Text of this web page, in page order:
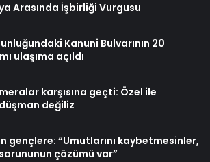
Arasında İşbirliği Vurgusu
Kanuni Bulvarının 20
ulaşıma açıldı
karşısına geçti: Özel ile
değiliz
gençlere: “Umutlarını kaybetmesinler,
çözümü var”